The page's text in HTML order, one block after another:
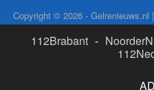
Copyright © 2026 - Gelrenieuws.nl
112Brabant -